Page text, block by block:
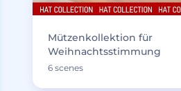
Mützenkollektion für
Weihnachtsstimmung
6 scenes